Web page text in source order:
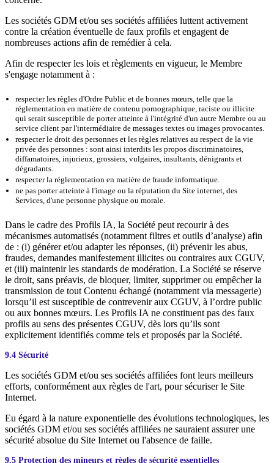
Les sociétés GDM et/ou ses sociétés affiliées luttent activement
contre la création éventuelle de faux profils et engagent de
nombreuses actions afin de remédier à cela.
Afin de respecter les lois et règlements en vigueur, le Membre
s'engage notamment à :
respecter les règles d'Ordre Public et de bonnes mœurs, telle que la
réglementation en matière de contenu pornographique, raciste ou illicite
qui serait susceptible de porter atteinte à l'intégrité d'un autre Membre ou au
service client par l'intermédiaire de messages textes ou images provocantes.
respecter le droit des personnes et les règles relatives au respect de la vie
privée des personnes : sont ainsi interdits les propos discriminatoires,
diffamatoires, injurieux, grossiers, vulgaires, insultants, dénigrants et
dégradants.
respecter la réglementation en matière de fraude informatique.
ne pas porter atteinte à l'image ou la réputation du Site internet, des
Services, d'une personne physique ou morale.
Dans le cadre des Profils IA, la Société peut recourir à des
mécanismes automatisés (notamment filtres et outils d’analyse) afin
de : (i) générer et/ou adapter les réponses, (ii) prévenir les abus,
fraudes, demandes manifestement illicites ou contraires aux CGUV,
et (iii) maintenir les standards de modération. La Société se réserve
le droit, sans préavis, de bloquer, limiter, supprimer ou empêcher la
transmission de tout Contenu échangé (notamment via messagerie)
lorsqu’il est susceptible de contrevenir aux CGUV, à l’ordre public
ou aux bonnes mœurs. Les Profils IA ne constituent pas des faux
profils au sens des présentes CGUV, dès lors qu’ils sont
explicitement identifiés comme tels et proposés par la Société.
9.4 Sécurité
Les sociétés GDM et/ou ses sociétés affiliées font leurs meilleurs
efforts, conformément aux règles de l'art, pour sécuriser le Site
Internet.
Eu égard à la nature exponentielle des évolutions technologiques, les
sociétés GDM et/ou ses sociétés affiliées ne sauraient assurer une
sécurité absolue du Site Internet ou l'absence de faille.
9.5 Protection des mineurs et règles de sécurité essentielles